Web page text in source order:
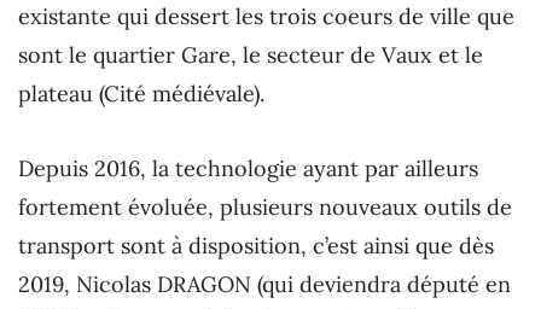
existante qui dessert les trois coeurs de ville que
sont le quartier Gare, le secteur de Vaux et le
plateau (Cité médiévale).
Depuis 2016, la technologie ayant par ailleurs
fortement évoluée, plusieurs nouveaux outils de
transport sont à disposition, c’est ainsi que dès
2019, Nicolas DRAGON (qui deviendra député en